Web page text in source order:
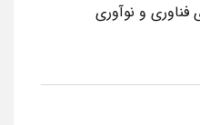
و نوآوری